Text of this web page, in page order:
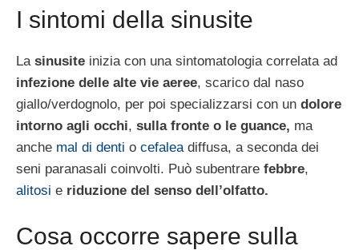
I sintomi della sinusite
La sinusite inizia con una sintomatologia correlata ad
infezione delle alte vie aeree, scarico dal naso
giallo/verdognolo, per poi specializzarsi con un dolore
intorno agli occhi, sulla fronte o le guance, ma
anche mal di denti o cefaleadiffusa, a seconda dei
seni paranasali coinvolti. Può subentrare febbre,
alitosi e riduzione del senso dell’olfatto.
Cosa occorre sapere sulla